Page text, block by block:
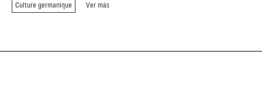
Culture germanique Ver más